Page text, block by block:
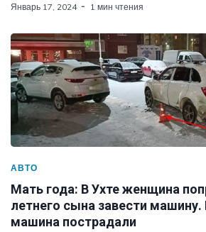
Январь 17, 2024 1 мин чтения
АВТО
Мать года: В Ухте женщина
летнего сына завести машину.
машина пострадали